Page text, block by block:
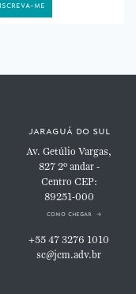
jaraguá do sul
Av. Getúlio Vargas,
8272º andar -
Centro CEP:
89251-000
como chegar
+55 47 3276 1010
sc@jcm.adv.br